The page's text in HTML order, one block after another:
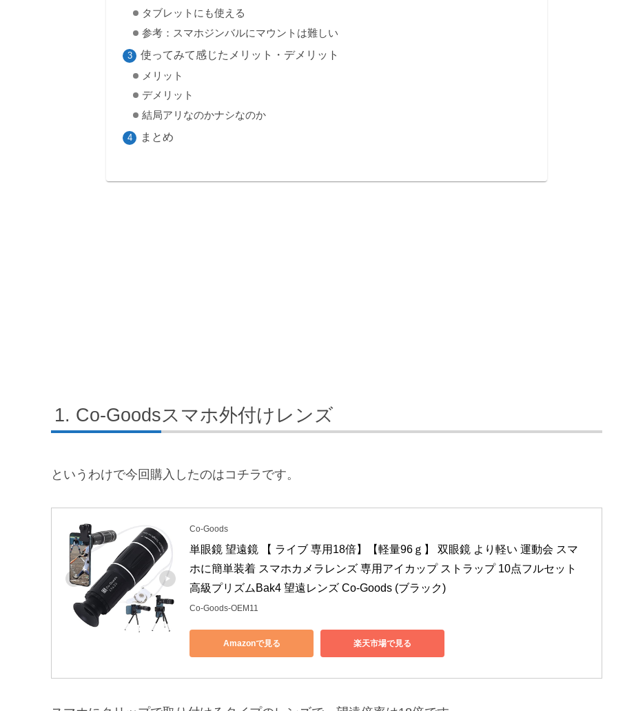
タブレットにも使える
参考：スマホジンバルにマウントは難しい
使ってみて感じたメリット・デメリット
メリット
デメリット
結局アリなのかナシなのか
まとめ
Co-Goodsスマホ外付けレンズ
というわけで今回購入したのはコチラです。
Co-Goods
単眼鏡 望遠鏡 【 ライブ 専用18倍】【軽量96ｇ】 双眼鏡 より軽い 運動会 スマ
ホに簡単装着 スマホカメラレンズ 専用アイカップ ストラップ 10点フルセット
高級プリズムBak4 望遠レンズ Co-Goods (ブラック)
Co-Goods-OEM11
Amazonで見る 楽天市場で見る